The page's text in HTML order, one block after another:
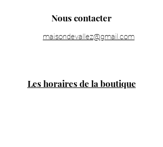
Nous contacter
maisondevallez@gmail.com
Les horaires de la boutique